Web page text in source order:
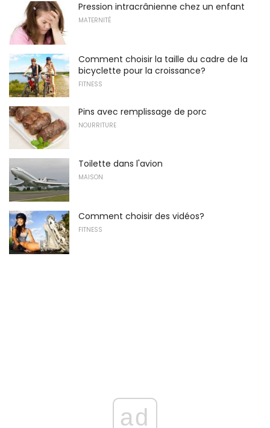
Pression intracrânienne chez un enfant
MATERNITÉ
Comment choisir la taille du cadre de la
bicyclette pour la croissance?
FITNESS
Pins avec remplissage de porc
NOURRITURE
Toilette dans l'avion
MAISON
Comment choisir des vidéos?
FITNESS
ad